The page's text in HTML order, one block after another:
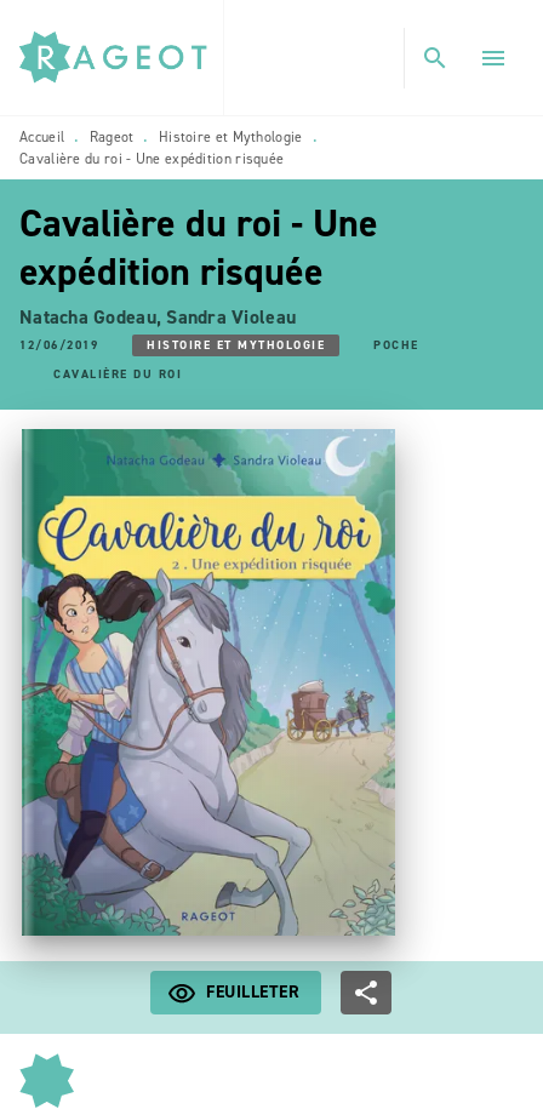
MENU RECHERCHE
PIED DE PAGE
search menu
Accueil • Rageot • Histoire et Mythologie
•
Cavalière du roi - Une expédition risquée
Cavalière du roi - Une
expédition risquée
Natacha Godeau, Sandra Violeau
12/06/2019 HISTOIRE ET MYTHOLOGIE
POCHE
CAVALIÈRE DU ROI
FEUILLETER